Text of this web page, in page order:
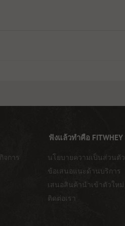
ฟังแล้วทำคือ FITWHEY
จการ
นโยบายความเป็นส่วนตัว
ข้อเสนอแนะด้านบริการ
เสนอสินค้านำเข้าตัวใหม่
ติดต่อเรา